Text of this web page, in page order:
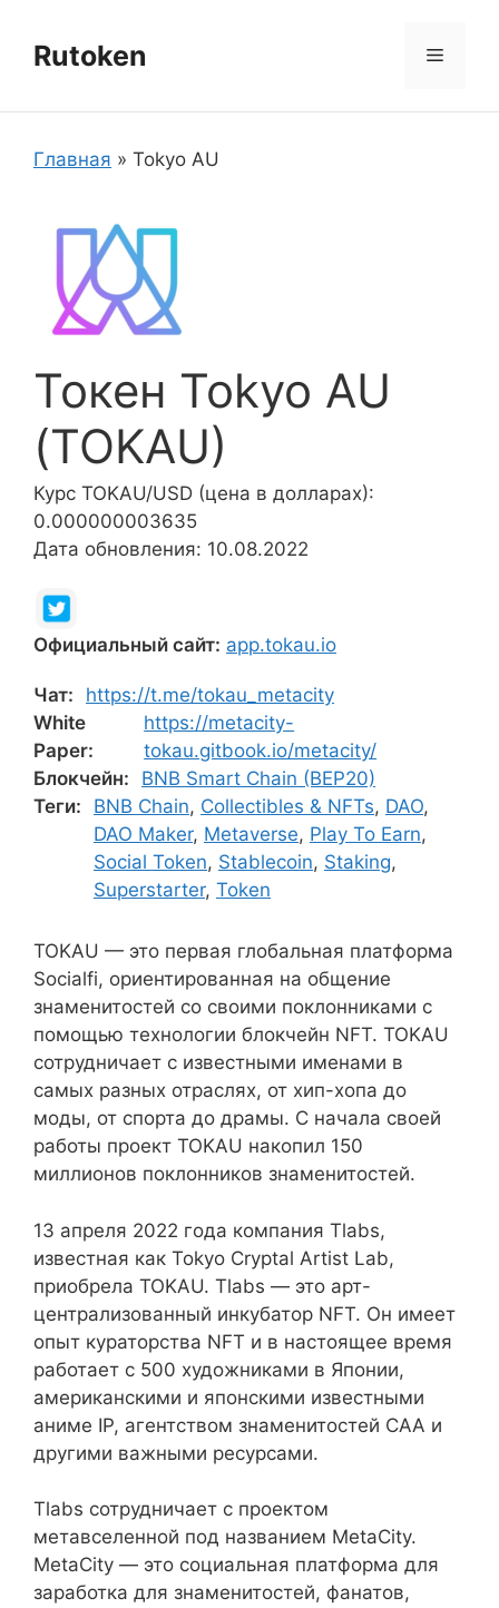
содержимому
Rutoken Меню
Главная » Tokyo AU
Токен Tokyo AU
(TOKAU)
Курс TOKAU/USD (цена в долларах):
0.000000003635
Дата обновления: 10.08.2022
Официальный сайт: app.tokau.io
Чат:
https://t.me/tokau_metacity
White
Paper:
https://metacity-
tokau.gitbook.io/metacity/
Блокчейн:
BNB Smart Chain (BEP20)
Теги:
BNB Chain, Collectibles & NFTs, DAO,
DAO Maker, Metaverse, Play To Earn,
Social Token, Stablecoin, Staking,
Superstarter, Token
TOKAU — это первая глобальная платформа
Socialfi, ориентированная на общение
знаменитостей со своими поклонниками с
помощью технологии блокчейн NFT. TOKAU
сотрудничает с известными именами в
самых разных отраслях, от хип-хопа до
моды, от спорта до драмы. С начала своей
работы проект TOKAU накопил 150
миллионов поклонников знаменитостей.
13 апреля 2022 года компания Tlabs,
известная как Tokyo Cryptal Artist Lab,
приобрела TOKAU. Tlabs — это арт-
централизованный инкубатор NFT. Он имеет
опыт кураторства NFT и в настоящее время
работает с 500 художниками в Японии,
американскими и японскими известными
аниме IP, агентством знаменитостей CAA и
другими важными ресурсами.
Tlabs сотрудничает с проектом
метавселенной под названием MetaCity.
MetaCity — это социальная платформа для
заработка для знаменитостей, фанатов,